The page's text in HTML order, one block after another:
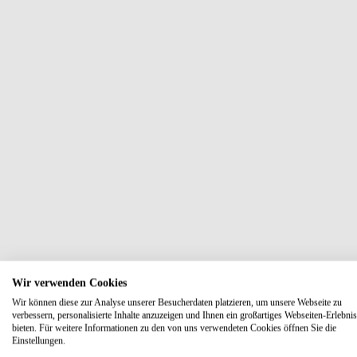
Wir verwenden Cookies
Wir können diese zur Analyse unserer Besucherdaten platzieren, um unsere Webseite zu
verbessern, personalisierte Inhalte anzuzeigen und Ihnen ein großartiges Webseiten-
bieten. Für weitere Informationen zu den von uns verwendeten Cookies öffnen Sie die
Einstellungen.